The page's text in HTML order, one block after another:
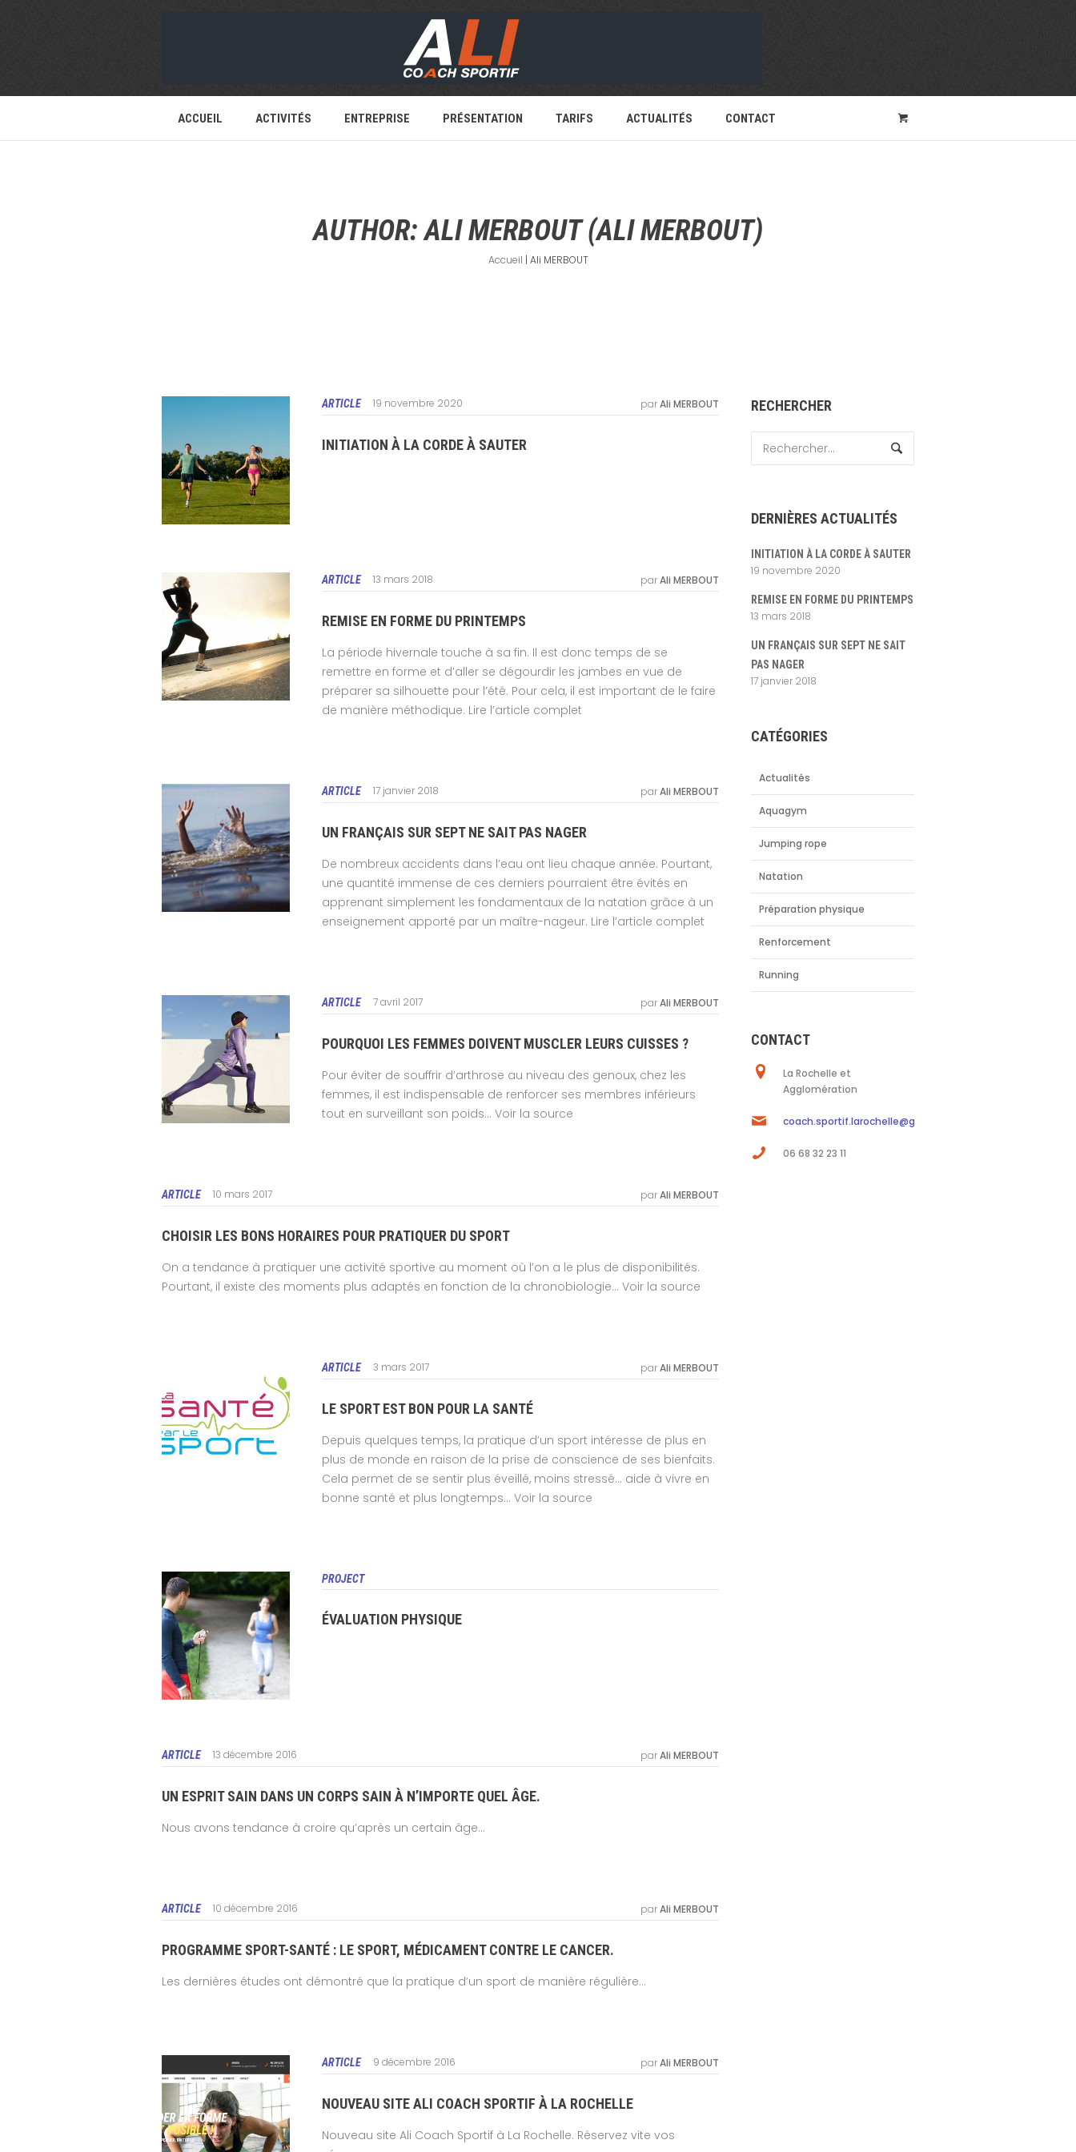
ACCUEIL ACTIVITÉS ENTREPRISE PRÉSENTATION TARIFS ACTUALITÉS CONTACT
AUTHOR:ALI MERBOUT(ALI MERBOUT)
Accueil | Ali MERBOUT
ARTICLE 19 novembre 2020 parAli MERBOUT
INITIATION À LA CORDE À SAUTER
ARTICLE 13 mars 2018 parAli MERBOUT
REMISE EN FORME DU PRINTEMPS
La période hivernale touche à sa fin. Il est donc temps de se
remettre en forme et d’aller se dégourdir les jambes en vue de
préparer sa silhouette pour l’été. Pour cela, il est important de le faire
de manière méthodique. Lire l’article complet
ARTICLE 17 janvier 2018 parAli MERBOUT
UN FRANÇAIS SUR SEPT NE SAIT PAS NAGER
De nombreux accidents dans l’eau ont lieu chaque année. Pourtant,
une quantité immense de ces derniers pourraient être évités en
apprenant simplement les fondamentaux de la natation grâce à un
enseignement apporté par un maître-nageur. Lire l’article complet
ARTICLE 7 avril 2017 parAli MERBOUT
POURQUOI LES FEMMES DOIVENT MUSCLER LEURS CUISSES ?
Pour éviter de souffrir d’arthrose au niveau des genoux, chez les
femmes, il est indispensable de renforcer ses membres inférieurs
tout en surveillant son poids… Voir la source
ARTICLE 10 mars 2017 parAli MERBOUT
CHOISIR LES BONS HORAIRES POUR PRATIQUER DU SPORT
On a tendance à pratiquer une activité sportive au moment où l’on a le plus de disponibilités.
Pourtant, il existe des moments plus adaptés en fonction de la chronobiologie… Voir la source
ARTICLE 3 mars 2017 parAli MERBOUT
LE SPORT EST BON POUR LA SANTÉ
Depuis quelques temps, la pratique d’un sport intéresse de plus en
plus de monde en raison de la prise de conscience de ses bienfaits.
Cela permet de se sentir plus éveillé, moins stressé… aide à vivre en
bonne santé et plus longtemps… Voir la source
PROJECT
ÉVALUATION PHYSIQUE
ARTICLE 13 décembre 2016 parAli MERBOUT
UN ESPRIT SAIN DANS UN CORPS SAIN À N’IMPORTE QUEL ÂGE.
Nous avons tendance à croire qu’après un certain âge...
ARTICLE 10 décembre 2016 parAli MERBOUT
PROGRAMME SPORT-SANTÉ : LE SPORT, MÉDICAMENT CONTRE LE CANCER.
Les dernières études ont démontré que la pratique d’un sport de manière régulière...
ARTICLE 9 décembre 2016 parAli MERBOUT
NOUVEAU SITE ALI COACH SPORTIF À LA ROCHELLE
Nouveau site Ali Coach Sportif à La Rochelle. Réservez vite vos
RECHERCHER
DERNIÈRES ACTUALITÉS
INITIATION À LA CORDE À SAUTER
19 novembre 2020
REMISE EN FORME DU PRINTEMPS
13 mars 2018
UN FRANÇAIS SUR SEPT NE SAIT
PAS NAGER
17 janvier 2018
CATÉGORIES
Actualités
Aquagym
Jumping rope
Natation
Préparation physique
Renforcement
Running
CONTACT
La Rochelle et
Agglomération
coach.sportif.larochelle@gmail.com
06 68 32 23 11